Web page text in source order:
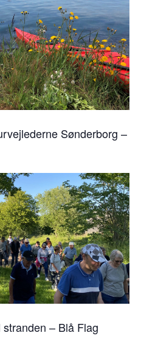
Sønderborg –
– Blå Flag